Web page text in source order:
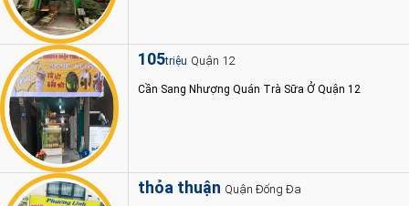
105triệu Quận 12
Cần Sang Nhượng Quán Trà Sữa Ở Quận 12
thỏa thuận Quận Đống Đa